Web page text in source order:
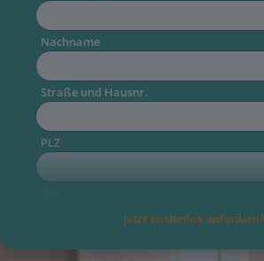
Nachname
Straße und Hausnr.
PLZ
jetzt kostenlos anfordern!